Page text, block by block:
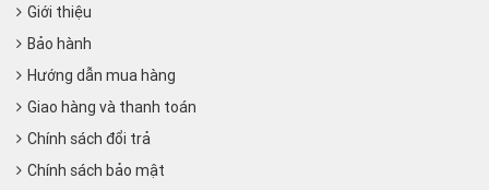
Giới thiệu
Bảo hành
Hướng dẫn mua hàng
Giao hàng và thanh toán
Chính sách đổi trả
Chính sách bảo mật